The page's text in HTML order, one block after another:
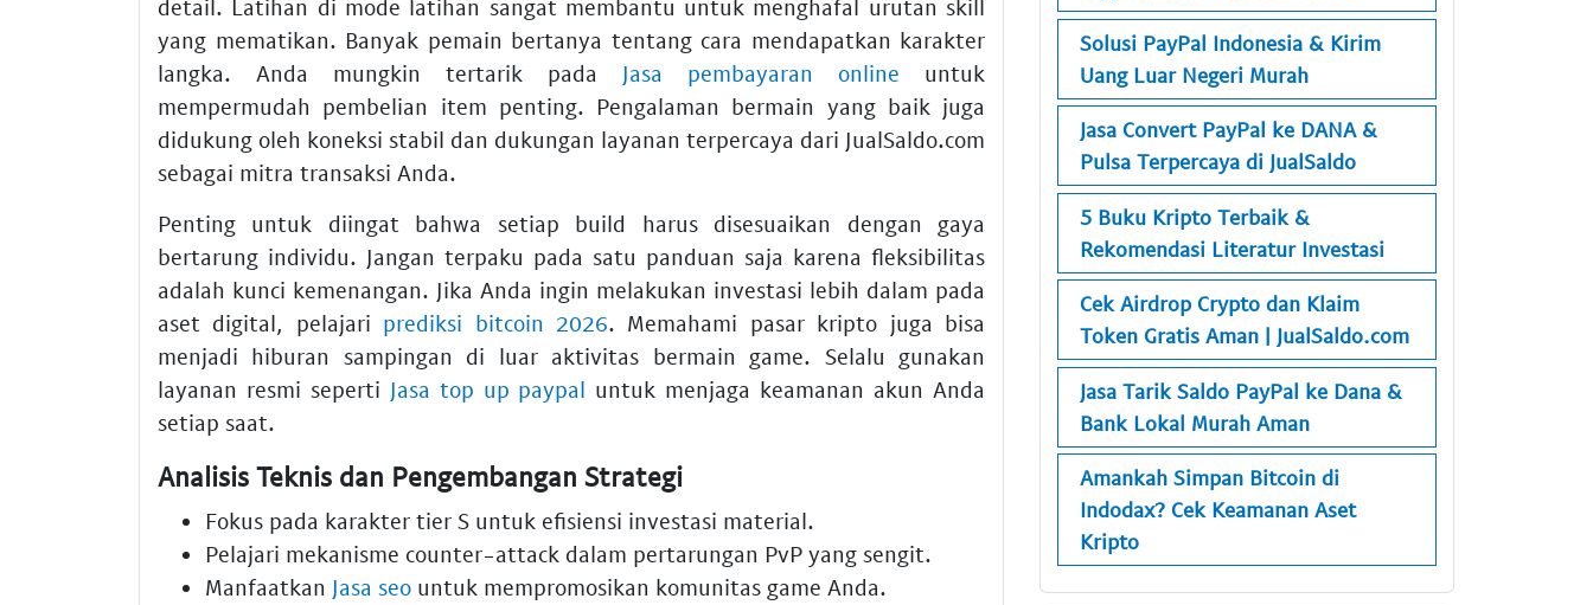
detail. Latihan di mode latihan sangat membantu untuk menghafal urutan skill
yang mematikan. Banyak pemain bertanya tentang cara mendapatkan karakter
langka. Anda mungkin tertarik pada Jasa pembayaran online untuk
mempermudah pembelian item penting. Pengalaman bermain yang baik juga
didukung oleh koneksi stabil dan dukungan layanan terpercaya dari JualSaldo.com
sebagai mitra transaksi Anda.
Penting untuk diingat bahwa setiap build harus disesuaikan dengan gaya
bertarung individu. Jangan terpaku pada satu panduan saja karena fleksibilitas
adalah kunci kemenangan. Jika Anda ingin melakukan investasi lebih dalam pada
aset digital, pelajari prediksi bitcoin 2026. Memahami pasar kripto juga bisa
menjadi hiburan sampingan di luar aktivitas bermain game. Selalu gunakan
layanan resmi seperti Jasa top up paypal untuk menjaga keamanan akun Anda
setiap saat.
Analisis Teknis dan Pengembangan Strategi
Fokus pada karakter tier S untuk efisiensi investasi material.
Pelajari mekanisme counter-attack dalam pertarungan PvP yang sengit.
Manfaatkan Jasa seo untuk mempromosikan komunitas game Anda.
Solusi PayPal Indonesia & Kirim
Uang Luar Negeri Murah
Jasa Convert PayPal ke DANA &
Pulsa Terpercaya di JualSaldo
5 Buku Kripto Terbaik &
Rekomendasi Literatur Investasi
Cek Airdrop Crypto dan Klaim
Token Gratis Aman | JualSaldo.com
Jasa Tarik Saldo PayPal ke Dana &
Bank Lokal Murah Aman
Amankah Simpan Bitcoin di
Indodax? Cek Keamanan Aset
Kripto